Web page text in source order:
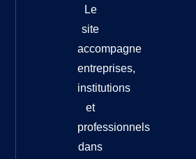
Le
site
accompagne
entreprises,
institutions
et
professionnels
dans